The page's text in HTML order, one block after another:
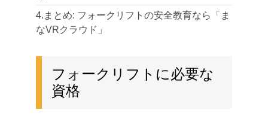
4.まとめ: フォークリフトの安全教育なら「ま
なVRクラウド」
フォークリフトに必要な
資格